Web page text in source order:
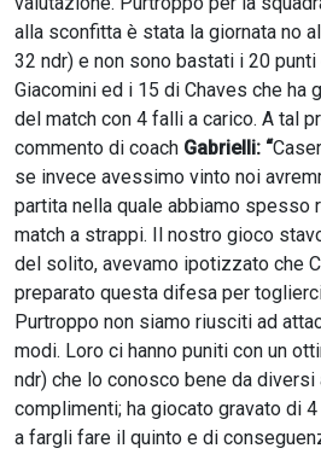
alla sconfitta è stata la giornata no
32 ndr) e non sono bastati i 20
Giacomini ed i 15 di Chaves che ha
del match con 4 falli a carico. A tal
commento di coach Gabrielli: “
se invece avessimo vinto noi
partita nella quale abbiamo spesso
match a strappi. Il nostro gioco
del solito, avevamo ipotizzato che
preparato questa difesa per
Purtroppo non siamo riusciti ad
modi. Loro ci hanno puniti con un
ndr) che lo conosco bene da diversi
complimenti; ha giocato gravato di
a fargli fare il quinto e di